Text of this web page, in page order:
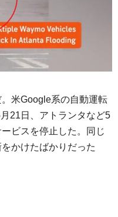
米Google系の自動運転
月21日、アトランタなど5
ビスを停止した。同じ
かけたばかりだった